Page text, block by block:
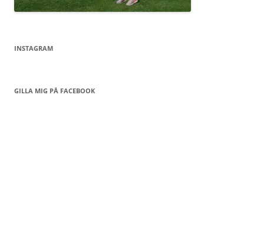
INSTAGRAM
GILLA MIG PÅ FACEBOOK